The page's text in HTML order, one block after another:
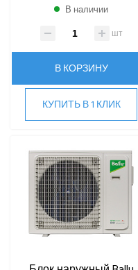
В наличии
шт
В КОРЗИНУ
КУПИТЬ В 1 КЛИК